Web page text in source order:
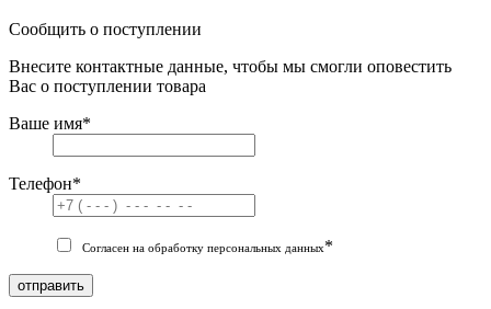
Сообщить о поступлении
Внесите контактные данные, чтобы мы смогли оповестить
Вас о поступлении товара
Ваше имя*
Телефон*
Согласен на обработку персональных данных*
отправить